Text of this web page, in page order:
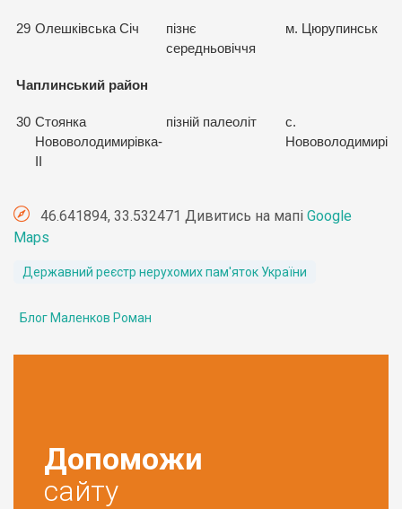
29 Олешківська Січ
пізнє
середньовіччя
м. Цюрупинськ
Чаплинський район
30 Стоянка
Нововолодимирівка-
пізній палеоліт
с.
46.641894, 33.532471 Дивитись на мапі Google
Maps
Державний реєстр нерухомих пам'яток України
Блог Маленков Роман
Допоможи
сайту